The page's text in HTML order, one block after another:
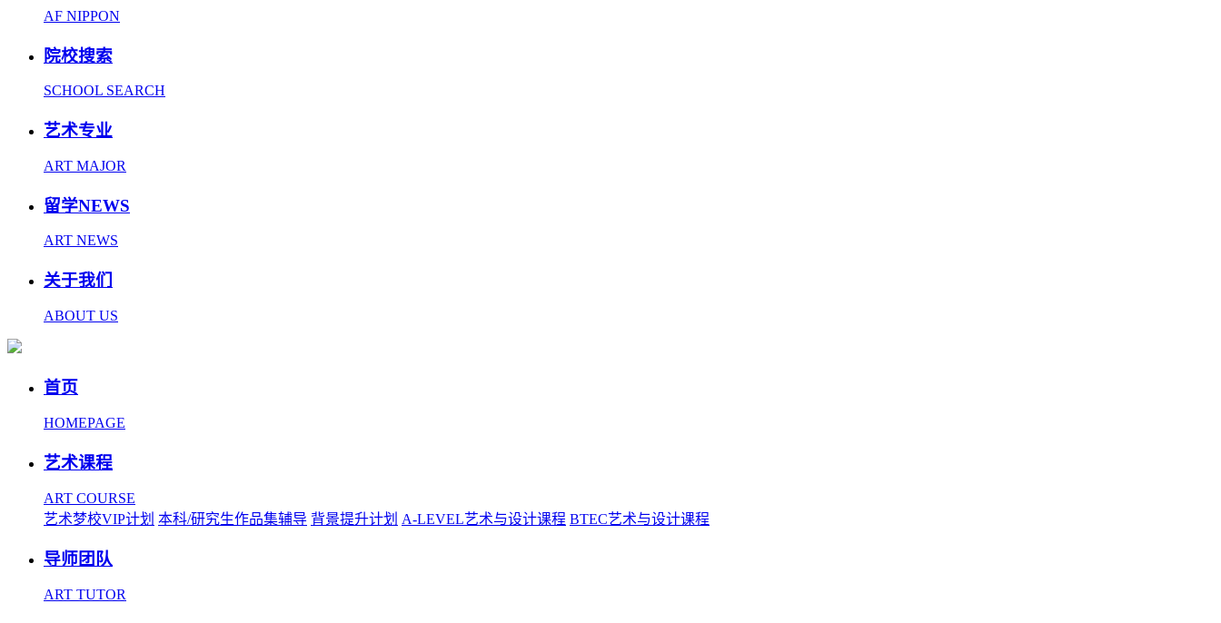
AF NIPPON
院校搜索
SCHOOL SEARCH
艺术专业
ART MAJOR
留学NEWS
ART NEWS
关于我们
ABOUT US
首页
HOMEPAGE
艺术课程
ART COURSE
艺术梦校VIP计划 本科/研究生作品集辅导 背景提升计划 A-LEVEL艺术与设计课程 BTEC艺术与设计课程
导师团队
ART TUTOR